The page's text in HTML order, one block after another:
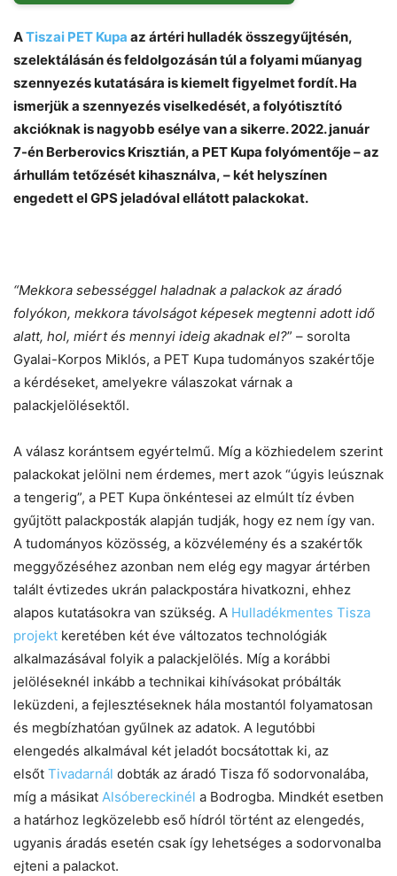
ATiszai PET Kupa az ártéri hulladék összegyűjtésén,
szelektálásán és feldolgozásán túl a folyami műanyag
szennyezés kutatására is kiemelt figyelmet fordít. Ha
ismerjük a szennyezés viselkedését, a folyótisztító
akcióknak is nagyobb esélye van a sikerre. 2022. január
7-én Berberovics Krisztián, a PET Kupa folyómentője – az
árhullám tetőzését kihasználva, – két helyszínen
engedett el GPS jeladóval ellátott palackokat.
“Mekkora sebességgel haladnak a palackok az áradó
folyókon, mekkora távolságot képesek megtenni adott idő
alatt, hol, miért és mennyi ideig akadnak el?” – sorolta
Gyalai-Korpos Miklós, a PET Kupa tudományos szakértője
a kérdéseket, amelyekre válaszokat várnak a
palackjelölésektől.
A válasz korántsem egyértelmű. Míg a közhiedelem szerint
palackokat jelölni nem érdemes, mert azok “úgyis leúsznak
a tengerig”, a PET Kupa önkéntesei az elmúlt tíz évben
gyűjtött palackposták alapján tudják, hogy ez nem így van.
A tudományos közösség, a közvélemény és a szakértők
meggyőzéséhez azonban nem elég egy magyar ártérben
talált évtizedes ukrán palackpostára hivatkozni, ehhez
alapos kutatásokra van szükség. A Hulladékmentes Tisza
projekt keretében két éve változatos technológiák
alkalmazásával folyik a palackjelölés. Míg a korábbi
jelöléseknél inkább a technikai kihívásokat próbálták
leküzdeni, a fejlesztéseknek hála mostantól folyamatosan
és megbízhatóan gyűlnek az adatok. A legutóbbi
elengedés alkalmával két jeladót bocsátottak ki, az
elsőt Tivadarnál dobták az áradó Tisza fő sodorvonalába,
míg a másikat Alsóbereckinél a Bodrogba. Mindkét esetben
a határhoz legközelebb eső hídról történt az elengedés,
ugyanis áradás esetén csak így lehetséges a sodorvonalba
ejteni a palackot.
Chat Mr wAIste Close
Helló! Miben segíthetek ma?